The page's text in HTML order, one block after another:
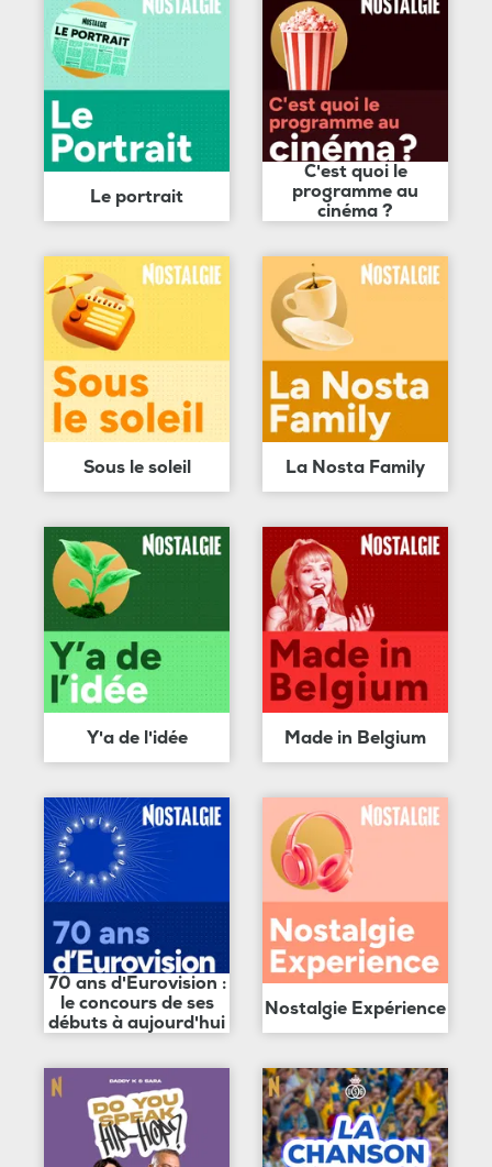
Le portrait
C'est quoi le
programme au
cinéma ?
Sous le soleil La Nosta Family
Y'a de l'idée Made in Belgium
70 ans d'Eurovision :
le concours de ses
débuts à aujourd'hui
Nostalgie Expérience